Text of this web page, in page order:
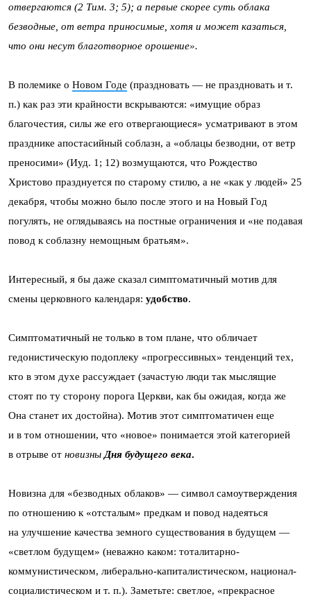
отвергаются (2 Тим. 3; 5); а первые скорее суть облака
безводные, от ветра приносимые, хотя и может казаться,
что они несут благотворное орошение».
В полемике о Новом Годе (праздновать — не праздновать и т.
п.) как раз эти крайности вскрываются: «имущие образ
благочестия, силы же его отвергающиеся» усматривают в этом
празднике апостасийный соблазн, а «облацы безводни, от ветр
преносими» (Иуд. 1; 12) возмущаются, что Рождество
Христово празднуется по старому стилю, а не «как у людей» 25
декабря, чтобы можно было после этого и на Новый Год
погулять, не оглядываясь на постные ограничения и «не подавая
повод к соблазну немощным братьям».
Интересный, я бы даже сказал симптоматичный мотив для
смены церковного календаря: удобство.
Симптоматичный не только в том плане, что обличает
гедонистическую подоплеку «прогрессивных» тенденций тех,
кто в этом духе рассуждает (зачастую люди так мыслящие
стоят по ту сторону порога Церкви, как бы ожидая, когда же
Она станет их достойна). Мотив этот симптоматичен еще
и в том отношении, что «новое» понимается этой категорией
в отрыве от новизны Дня будущего века.
Новизна для «безводных облаков» — символ самоутверждения
по отношению к «отсталым» предкам и повод надеяться
на улучшение качества земного существования в будущем —
«светлом будущем» (неважно каком: тоталитарно-
коммунистическом, либерально-капиталистическом, национал-
социалистическом и т. п.). Заметьте: светлое, «прекрасное